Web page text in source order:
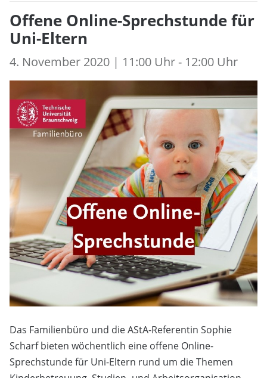
Offene Online-Sprechstunde für
Uni-Eltern
4. November 2020 | 11:00 Uhr - 12:00 Uhr
Das Familienbüro und die AStA-Referentin Sophie
Scharf bieten wöchentlich eine offene Online-
Sprechstunde für Uni-Eltern rund um die Themen